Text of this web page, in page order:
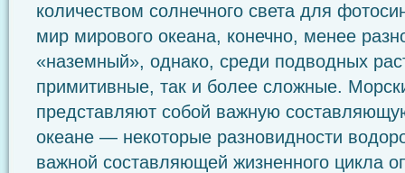
количеством солнечного света для
мир мирового океана, конечно, менее
«наземный», однако, среди подводных
примитивные, так и более сложные.
представляют собой важную
океане — некоторые разновидности
важной составляющей жизненного цикла